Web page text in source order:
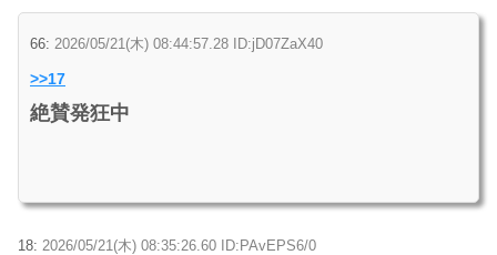
66: 2026/05/21(木) 08:44:57.28 ID:jD07ZaX40
>>17
絶賛発狂中
18: 2026/05/21(木) 08:35:26.60 ID:PAvEPS6/0